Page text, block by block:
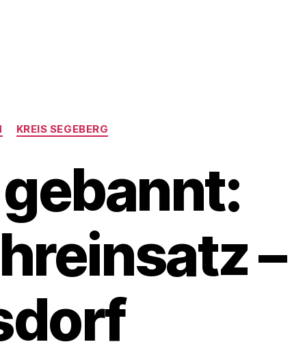
Kategorien
KREIS SEGEBERG
–